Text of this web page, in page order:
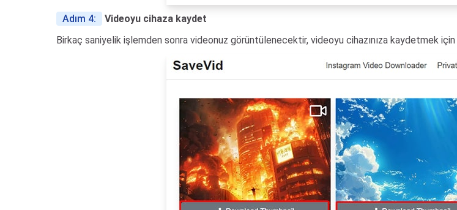
Adım 4:
Videoyu cihaza kaydet
Birkaç saniyelik işlemden sonra videonuz görüntülenecektir, videoyu cihazınıza kaydetmek için